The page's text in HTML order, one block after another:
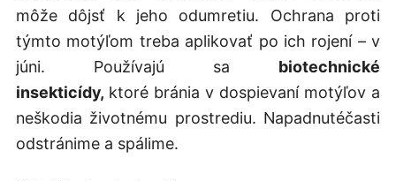
môže dôjsť k jeho odumretiu. Ochrana proti
týmto motýľom treba aplikovať po ich rojení – v
júni. Používajú sa biotechnické
insekticídy, ktoré bránia v dospievaní motýľov a
neškodia životnému prostrediu. Napadnutéčasti
odstránime a spálime.